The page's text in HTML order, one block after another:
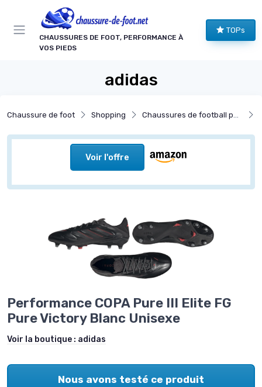
CHAUSSURES DE FOOT, PERFORMANCE À
VOS PIEDS
TOPs
adidas
Chaussure de foot Shopping Chaussures de football par surface
Voir l'offre
Performance COPA Pure III Elite FG
Pure Victory Blanc Unisexe
Voir la boutique : adidas
Nous avons testé ce produit
Panneau de gestion des cookies